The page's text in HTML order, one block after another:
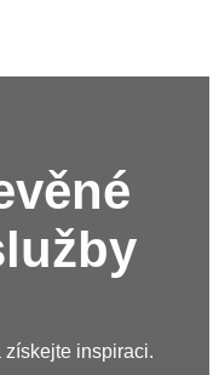
získejte inspiraci.